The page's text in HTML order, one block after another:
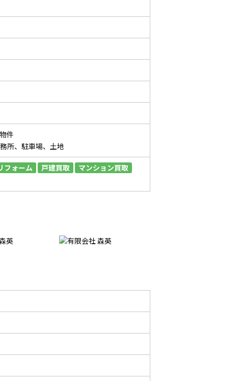
件
所、駐車場、土地
フォーム 戸建買取
マンション買取